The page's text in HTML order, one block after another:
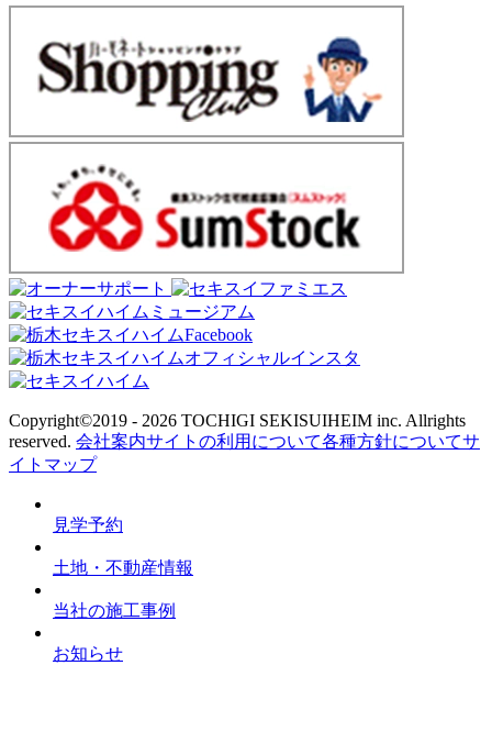
Copyright©2019 - 2026 TOCHIGI SEKISUIHEIM inc. Allrights
reserved. 会社案内サイトの利用について各種方針についてサ
イトマップ
見学予約
土地・不動産情報
当社の施工事例
お知らせ